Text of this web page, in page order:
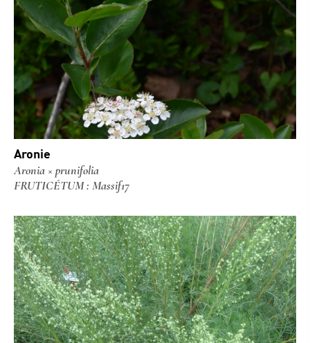
Aronie
Aronia × prunifolia
FRUTICÉTUM : Massif17